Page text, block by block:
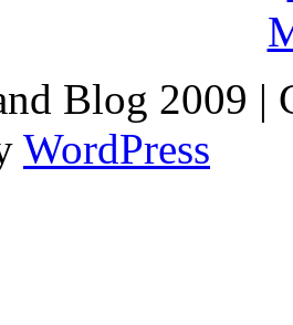
Blog 2009 |
WordPress